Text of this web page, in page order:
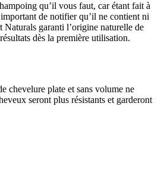
qu’il vous faut, car étant fait à
de notifier qu’il ne contient ni
Naturals garanti l’origine naturelle de
dès la première utilisation.
chevelure plate et sans volume ne
seront plus résistants et garderont